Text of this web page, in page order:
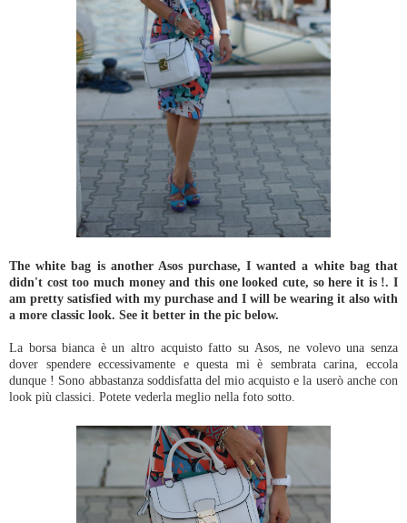
The white bag is another Asos purchase, I wanted a white bag that
didn't cost too much money and this one looked cute, so here it is !. I
am pretty satisfied with my purchase and I will be wearing it also with
a more classic look. See it better in the pic below.
La borsa bianca è un altro acquisto fatto su Asos, ne volevo una senza
dover spendere eccessivamente e questa mi è sembrata carina, eccola
dunque ! Sono abbastanza soddisfatta del mio acquisto e la userò anche con
look più classici. Potete vederla meglio nella foto sotto.